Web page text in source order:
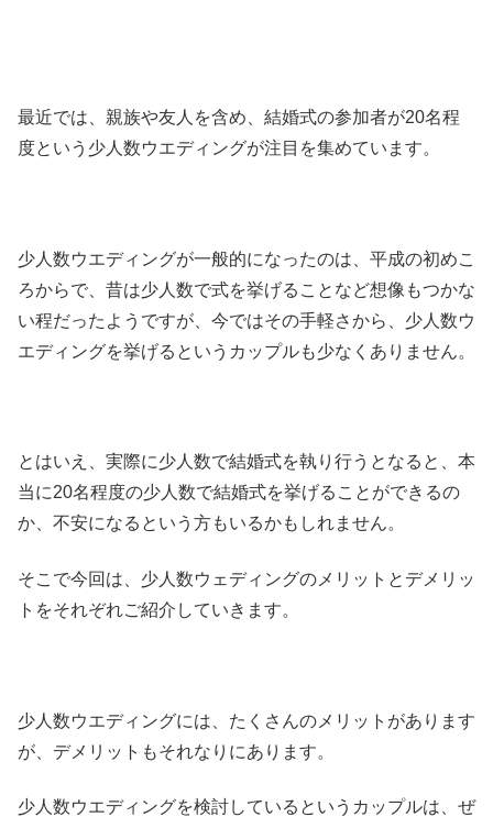
最近では、親族や友人を含め、結婚式の参加者が20名程
度という少人数ウエディングが注目を集めています。
少人数ウエディングが一般的になったのは、平成の初めこ
ろからで、昔は少人数で式を挙げることなど想像もつかな
い程だったようですが、今ではその手軽さから、少人数ウ
エディングを挙げるというカップルも少なくありません。
とはいえ、実際に少人数で結婚式を執り行うとなると、本
当に20名程度の少人数で結婚式を挙げることができるの
か、不安になるという方もいるかもしれません。
そこで今回は、少人数ウェディングのメリットとデメリッ
トをそれぞれご紹介していきます。
少人数ウエディングには、たくさんのメリットがあります
が、デメリットもそれなりにあります。
少人数ウエディングを検討しているというカップルは、ぜ